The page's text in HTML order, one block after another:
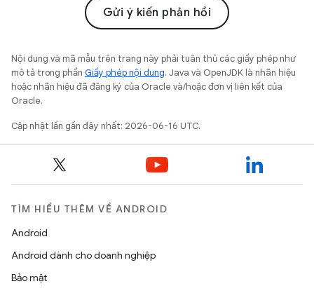
Gửi ý kiến phản hồi
Nội dung và mã mẫu trên trang này phải tuân thủ các giấy phép như
mô tả trong phần Giấy phép nội dung. Java và OpenJDK là nhãn hiệu
hoặc nhãn hiệu đã đăng ký của Oracle và/hoặc đơn vị liên kết của
Oracle.
Cập nhật lần gần đây nhất: 2026-06-16 UTC.
TÌM HIỂU THÊM VỀ ANDROID
Android
Android dành cho doanh nghiệp
Bảo mật